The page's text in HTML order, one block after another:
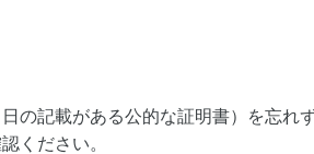
の記載がある公的な証明書）を忘れ
ください。